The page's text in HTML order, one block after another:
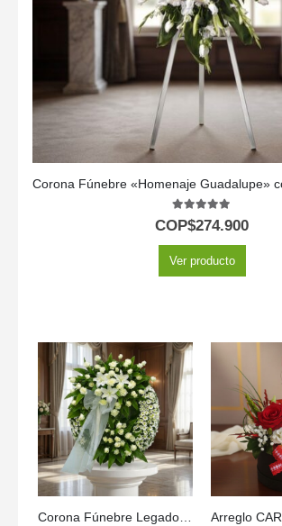
5.00out of 5
COP$274.900
Ver producto
Corona Fúnebre Legado Jacob: Flores para un Último Adiós 🕊️